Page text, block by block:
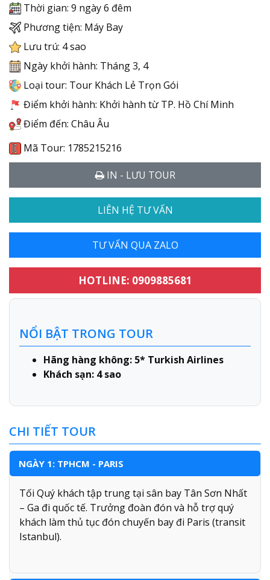
Thời gian: 9 ngày 6 đêm
Phương tiện: Máy Bay
Lưu trú: 4 sao
Ngày khởi hành: Tháng 3, 4
Loại tour: Tour Khách Lẻ Trọn Gói
Điểm khởi hành: Khởi hành từ TP. Hồ Chí Minh
Điểm đến: Châu Âu
Mã Tour: 1785215216
IN - LƯU TOUR
LIÊN HỆ TƯ VẤN
TƯ VẤN QUA ZALO
HOTLINE: 0909885681
NỔI BẬT TRONG TOUR
Hãng hàng không: 5* Turkish Airlines
Khách sạn: 4 sao
CHI TIẾT TOUR
NGÀY 1: TPHCM - PARIS
Tối Quý khách tập trung tại sân bay Tân Sơn Nhất
– Ga đi quốc tế. Trưởng đoàn đón và hỗ trợ quý
khách làm thủ tục đón chuyến bay đi Paris (transit
Istanbul).